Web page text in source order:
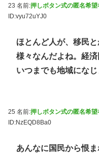
23 名前:押しボタン式の匿名希望
ID:vyu72uYJ0
ほとんど人が、移民
様々なんだよね。経
いつまでも地域にな
25 名前:押しボタン式の匿名希望
ID:NzEQD8Ba0
あんなに国民から恨